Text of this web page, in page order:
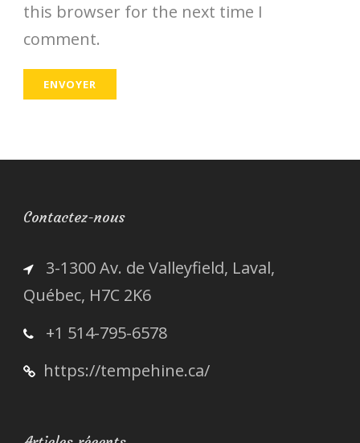
this browser for the next time I
comment.
Contactez-nous
3-1300 Av. de Valleyfield, Laval,
Québec, H7C 2K6
+1 514-795-6578
https://tempehine.ca/